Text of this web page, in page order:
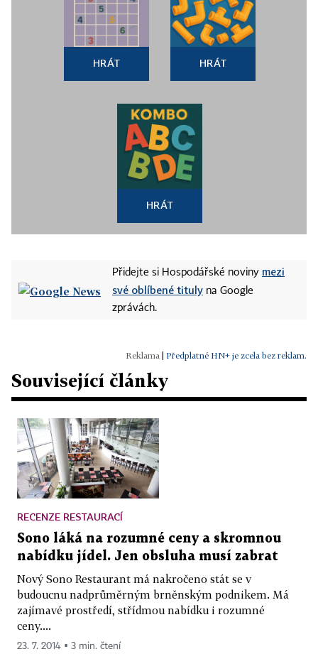
HRÁT HRÁT
HRÁT
Přidejte si Hospodářské noviny mezi
své oblíbené tituly na Google
zprávách.
Předplatné HN+ je zcela bez reklam.
Související články
RECENZE RESTAURACÍ
Sono láká na rozumné ceny a skromnou
nabídku jídel. Jen obsluha musí zabrat
Nový Sono Restaurant má nakročeno stát se v
budoucnu nadprůměrným brněnským podnikem. Má
zajímavé prostředí, střídmou nabídku i rozumné
ceny....
23. 7. 2014 ▪ 3 min. čtení